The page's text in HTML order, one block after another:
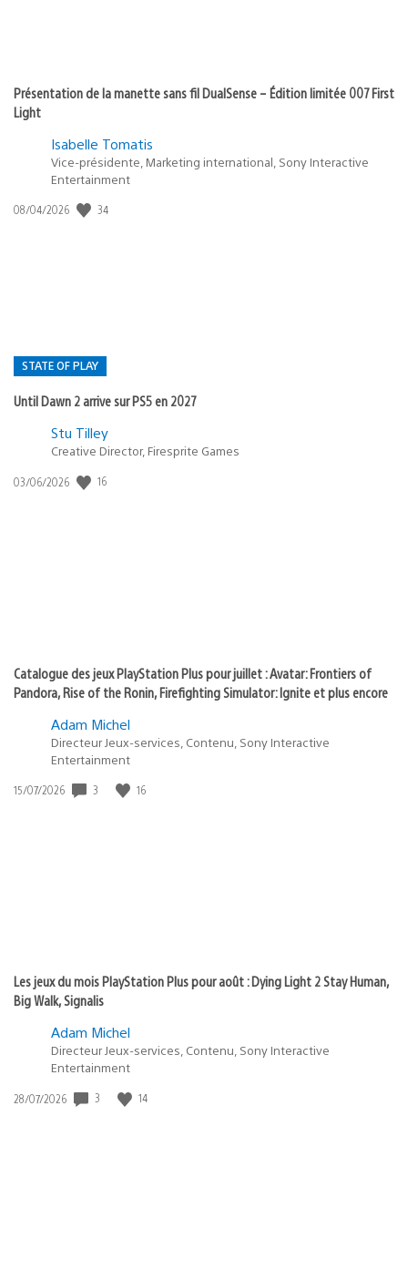
Présentation de la manette sans fil DualSense – Édition limitée 007 First
Light
Isabelle Tomatis
Vice-présidente, Marketing international, Sony Interactive
Entertainment
Date
08/04/2026 34
STATE OF PLAY
Until Dawn 2 arrive sur PS5 en 2027
Postée
:
state
Stu Tilley
Creative Director, Firesprite Games
Date
03/06/2026 16
Catalogue des jeux PlayStation Plus pour juillet : Avatar: Frontiers of
Pandora, Rise of the Ronin, Firefighting Simulator: Ignite et plus encore
Adam Michel
Directeur Jeux-services, Contenu, Sony Interactive
Entertainment
Date
15/07/2026 3 16
Les jeux du mois PlayStation Plus pour août : Dying Light 2 Stay Human,
Big Walk, Signalis
Adam Michel
Directeur Jeux-services, Contenu, Sony Interactive
Entertainment
Date
28/07/2026 3 14